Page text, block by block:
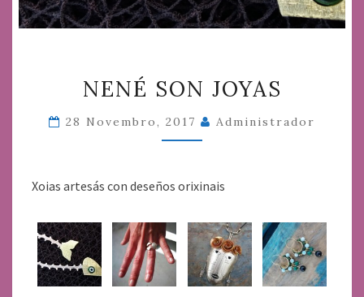
SON
JOYAS
NENÉ SON JOYAS
28 Novembro, 2017 Administrador
Xoias artesás con deseños orixinais